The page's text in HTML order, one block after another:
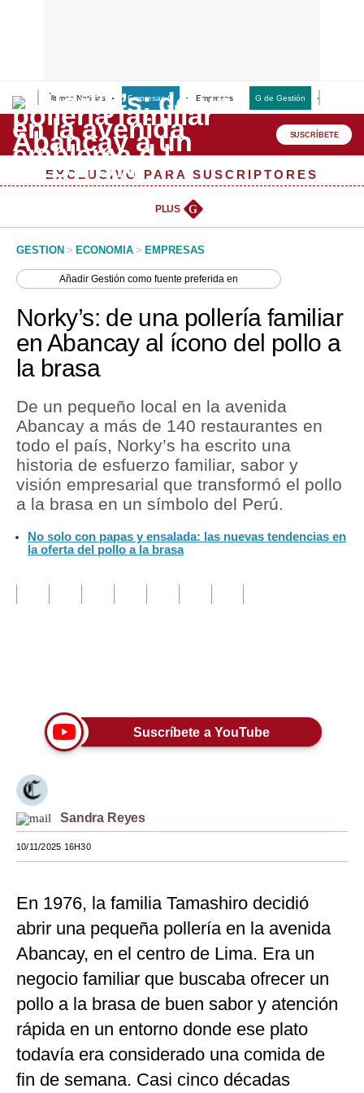
Últimas Noticias Empresas G Empresas G de Gestión
Lo último
Peru Quiosco
Management & Empleo
Perú
Política
Finanzas Personales
Inmobiliarias
Plus G
Editorial
Viajes
Moda
Estilos
Mundo
EEUU
Internacional
Tecnología
Club del Suscriptor
G de Gestión
SUSCRÍBETE
EXCLUSIVO PARA SUSCRIPTORES
PLUS G
GESTION > ECONOMIA > EMPRESAS
AñadirGestión como fuente preferida en
Norky’s: de una pollería familiar
en Abancay al ícono del pollo a
la brasa
De un pequeño local en la avenida
Abancay a más de 140 restaurantes en
todo el país, Norky’s ha escrito una
historia de esfuerzo familiar, sabor y
visión empresarial que transformó el pollo
a la brasa en un símbolo del Perú.
No solo con papas y ensalada: las nuevas tendencias en
la oferta del pollo a la brasa
Suscríbete a YouTube
Sandra Reyes
10/11/2025 16H30
En 1976, la familia Tamashiro decidió
abrir una pequeña pollería en la avenida
Abancay, en el centro de Lima. Era un
negocio familiar que buscaba ofrecer un
pollo a la brasa de buen sabor y atención
rápida en un entorno donde ese plato
todavía era considerado una comida de
fin de semana. Casi cinco décadas